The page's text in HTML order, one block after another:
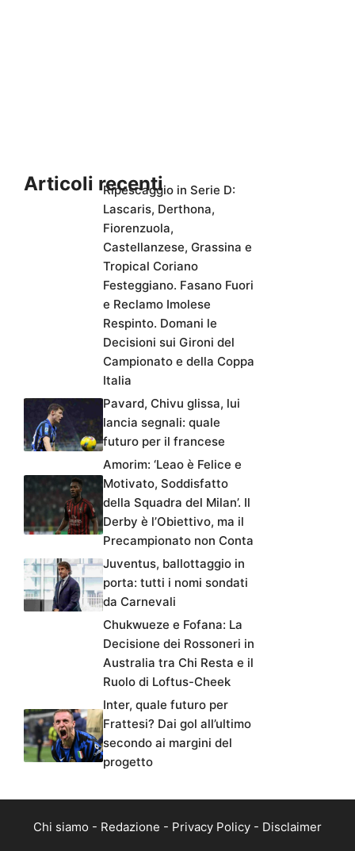
Articoli recentiRipescaggio in Serie D:
Lascaris, Derthona,
Fiorenzuola,
Castellanzese, Grassina e
Tropical Coriano
Festeggiano. Fasano Fuori
e Reclamo Imolese
Respinto. Domani le
Decisioni sui Gironi del
Campionato e della Coppa
Italia
Pavard, Chivu glissa, lui
lancia segnali: quale
futuro per il francese
Amorim: ‘Leao è Felice e
Motivato, Soddisfatto
della Squadra del Milan’. Il
Derby è l’Obiettivo, ma il
Precampionato non Conta
Juventus, ballottaggio in
porta: tutti i nomi sondati
da Carnevali
Chukwueze e Fofana: La
Decisione dei Rossoneri in
Australia tra Chi Resta e il
Ruolo di Loftus-Cheek
Inter, quale futuro per
Frattesi? Dai gol all’ultimo
secondo ai margini del
progetto
Chi siamo - Redazione - Privacy Policy - Disclaimer